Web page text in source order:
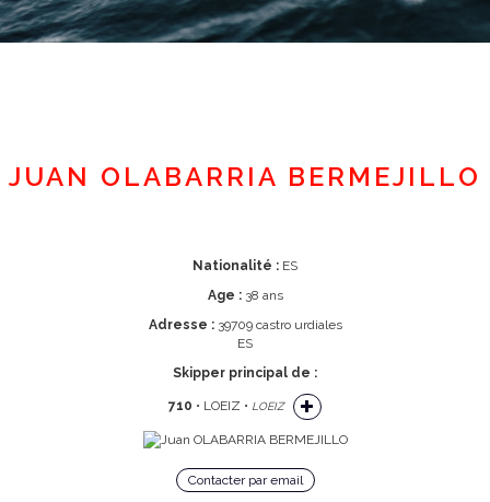
JUAN OLABARRIA BERMEJILLO
Nationalité : ES
Age :38 ans
Adresse :39709 castro urdiales
ES
Skipper principal de :
710 • LOEIZ • LOEIZ
Contacter par email